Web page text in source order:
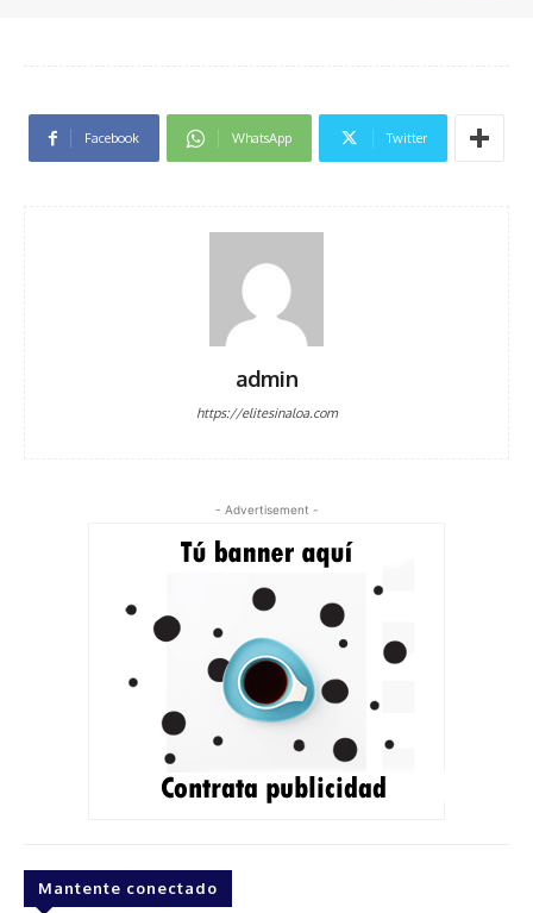
Facebook WhatsApp Twitter
admin
https://elitesinaloa.com
- Advertisement -
Mantente conectado